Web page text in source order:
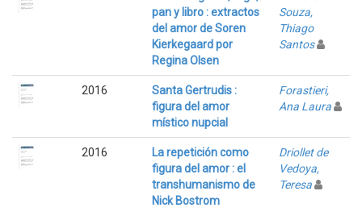
pan y libro : extractos
del amor de Soren
Kierkegaard por
Regina Olsen
Souza,
Thiago
Santos
2016
Santa Gertrudis :
figura del amor
místico nupcial
Forastieri,
Ana Laura
2016
La repetición como
figura del amor : el
transhumanismo de
Nick Bostrom
Driollet de
Vedoya,
Teresa